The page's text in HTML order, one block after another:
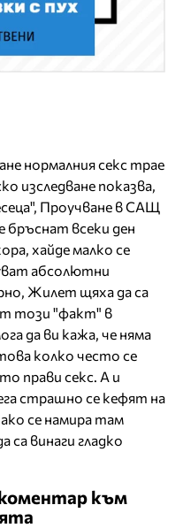
нормалния секс трае
изследване показва,
Проучване в САЩ
бръснат всеки ден
хайде малко се
абсолютни
Жилет щяха да са
този "факт" в
да ви кажа, че няма
колко често се
прави секс. А и
страшно се кефят на
се намира там
винаги гладко
към